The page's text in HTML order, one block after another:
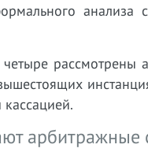
анализа
рассмотрены
арбитражные